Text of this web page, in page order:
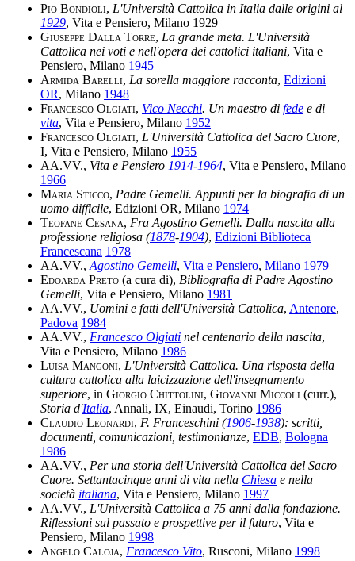
Pio Bondioli, L'Università Cattolica in Italia dalle origini al
1929, Vita e Pensiero, Milano 1929
Giuseppe Dalla Torre, La grande meta. L'Università
Cattolica nei voti e nell'opera dei cattolici italiani, Vita e
Pensiero, Milano 1945
Armida Barelli, La sorella maggiore racconta, Edizioni
OR, Milano 1948
Francesco Olgiati, Vico Necchi. Un maestro di fede e di
vita, Vita e Pensiero, Milano 1952
Francesco Olgiati, L'Università Cattolica del Sacro Cuore,
I, Vita e Pensiero, Milano 1955
AA.VV., Vita e Pensiero 1914-1964, Vita e Pensiero, Milano
1966
Maria Sticco, Padre Gemelli. Appunti per la biografia di un
uomo difficile, Edizioni OR, Milano 1974
Teofane Cesana, Fra Agostino Gemelli. Dalla nascita alla
professione religiosa (1878-1904), Edizioni Biblioteca
Francescana 1978
AA.VV., Agostino Gemelli, Vita e Pensiero, Milano 1979
Edoarda Preto (a cura di), Bibliografia di Padre Agostino
Gemelli, Vita e Pensiero, Milano 1981
AA.VV., Uomini e fatti dell'Università Cattolica, Antenore,
Padova 1984
AA.VV., Francesco Olgiati nel centenario della nascita,
Vita e Pensiero, Milano 1986
Luisa Mangoni, L'Università Cattolica. Una risposta della
cultura cattolica alla laicizzazione dell'insegnamento
superiore, in Giorgio Chittolini, Giovanni Miccoli (curr.),
Storia d'Italia, Annali, IX, Einaudi, Torino 1986
Claudio Leonardi, F. Franceschini (1906-1938): scritti,
documenti, comunicazioni, testimonianze, EDB, Bologna
1986
AA.VV., Per una storia dell'Università Cattolica del Sacro
Cuore. Settantacinque anni di vita nella Chiesa e nella
società italiana, Vita e Pensiero, Milano 1997
AA.VV., L'Università Cattolica a 75 anni dalla fondazione.
Riflessioni sul passato e prospettive per il futuro, Vita e
Pensiero, Milano 1998
Angelo Caloja, Francesco Vito, Rusconi, Milano 1998